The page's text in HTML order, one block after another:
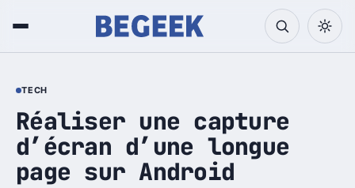
TECH
Réaliser une capture
d’écran d’une longue
page sur Android